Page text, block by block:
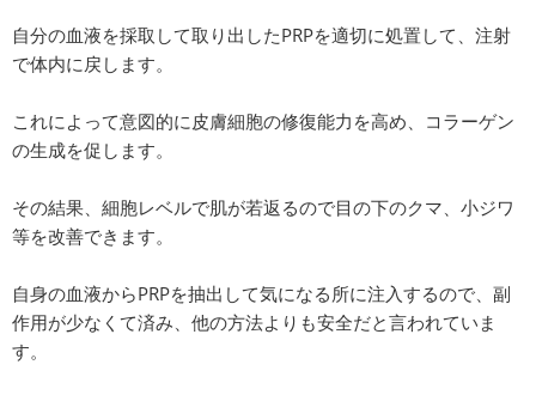
自分の血液を採取して取り出したPRPを適切に処置して、注射
で体内に戻します。
これによって意図的に皮膚細胞の修復能力を高め、コラーゲン
の生成を促します。
その結果、細胞レベルで肌が若返るので目の下のクマ、小ジワ
等を改善できます。
自身の血液からPRPを抽出して気になる所に注入するので、副
作用が少なくて済み、他の方法よりも安全だと言われていま
す。